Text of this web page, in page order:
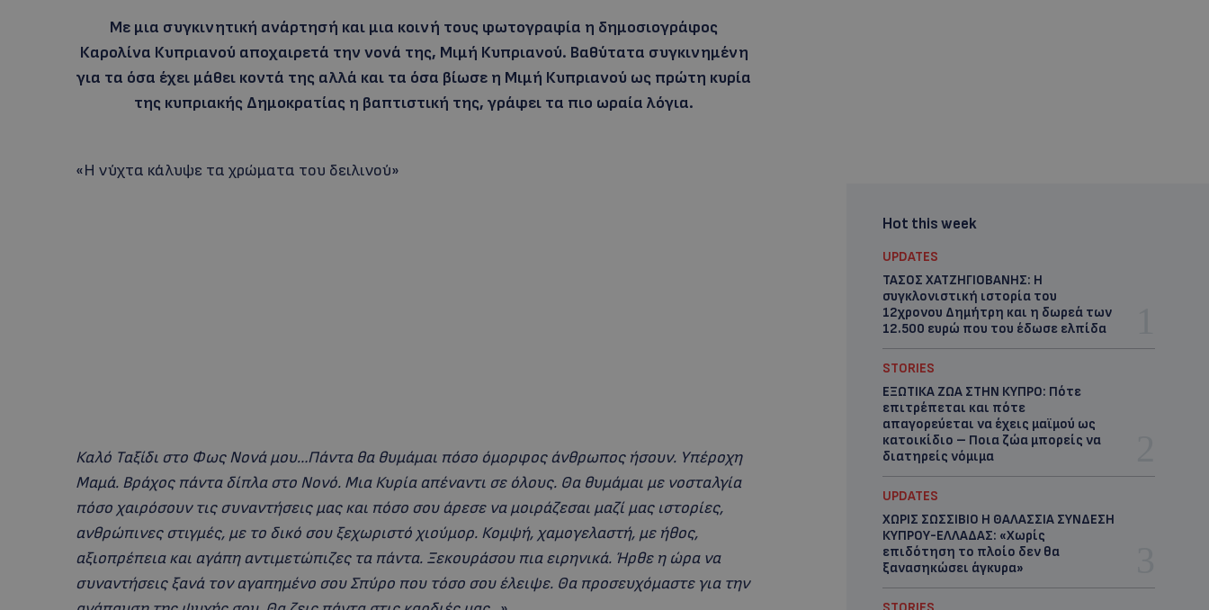
Με μια συγκινητική ανάρτησή και μια κοινή τους φωτογραφία η δημοσιογράφος
Καρολίνα Κυπριανού αποχαιρετά την νονά της, Μιμή Κυπριανού. Βαθύτατα συγκινημένη
για τα όσα έχει μάθει κοντά της αλλά και τα όσα βίωσε η Μιμή Κυπριανού ως πρώτη κυρία
της κυπριακής Δημοκρατίας η βαπτιστική της, γράφει τα πιο ωραία λόγια.
«Η νύχτα κάλυψε τα χρώματα του δειλινού»
Καλό Ταξίδι στο Φως Νονά μου…Πάντα θα θυμάμαι πόσο όμορφος άνθρωπος ήσουν. Υπέροχη
Μαμά. Βράχος πάντα δίπλα στο Νονό. Μια Κυρία απέναντι σε όλους. Θα θυμάμαι με νοσταλγία
πόσο χαιρόσουν τις συναντήσεις μας και πόσο σου άρεσε να μοιράζεσαι μαζί μας ιστορίες,
ανθρώπινες στιγμές, με το δικό σου ξεχωριστό χιούμορ. Κομψή, χαμογελαστή, με ήθος,
αξιοπρέπεια και αγάπη αντιμετώπιζες τα πάντα. Ξεκουράσου πια ειρηνικά. Ήρθε η ώρα να
συναντήσεις ξανά τον αγαπημένο σου Σπύρο που τόσο σου έλειψε. Θα προσευχόμαστε για την
Hot this week
UPDATES
ΤΑΣΟΣ ΧΑΤΖΗΓΙΟΒΑΝΗΣ: Η
συγκλονιστική ιστορία του
12χρονου Δημήτρη και η δωρεά των
12.500 ευρώ που του έδωσε ελπίδα
STORIES
ΕΞΩΤΙΚΑ ΖΩΑ ΣΤΗΝ ΚΥΠΡΟ: Πότε
επιτρέπεται και πότε
απαγορεύεται να έχεις μαϊμού ως
κατοικίδιο – Ποια ζώα μπορείς να
διατηρείς νόμιμα
UPDATES
ΧΩΡΙΣ ΣΩΣΣΙΒΙΟ Η ΘΑΛΑΣΣΙΑ ΣΥΝΔΕΣΗ
ΚΥΠΡΟΥ-ΕΛΛΑΔΑΣ: «Χωρίς
επιδότηση το πλοίο δεν θα
ξανασηκώσει άγκυρα»